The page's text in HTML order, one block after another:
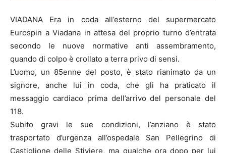
VIADANA Era in coda all’esterno del supermercato
Eurospin a Viadana in attesa del proprio turno d’entrata
secondo le nuove normative anti assembramento,
quando di colpo è crollato a terra privo di sensi.
L’uomo, un 85enne del posto, è stato rianimato da un
signore, anche lui in coda, che gli ha praticato il
messaggio cardiaco prima dell’arrivo del personale del
118.
Subito gravi le sue condizioni, l’anziano è stato
trasportato d’urgenza all’ospedale San Pellegrino di
Castiglione delle Stiviere, ma qualche ora dopo per lui